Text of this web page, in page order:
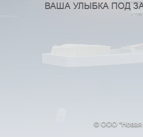
ВАША УЛЫБКА ПОД
© ООО "Новая
© ООО "Новая